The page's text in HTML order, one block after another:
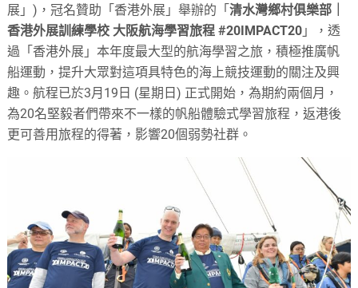
展」)，冠名贊助「香港外展」舉辦的「清水灣鄉村俱樂部｜
香港外展訓練學校 大阪航海學習旅程 #20IMPACT20 」，透
過「香港外展」本年度最大型的航海學習之旅，積極推廣帆
船運動，提升大眾對這項具特色的海上競技運動的關注及興
趣。航程已於3月19日 (星期日) 正式開始，為期約兩個月，
為20名堅毅者們帶來不一樣的帆船體驗式學習旅程，返港後
更可善用旅程的得著，影響20個弱勢社群。